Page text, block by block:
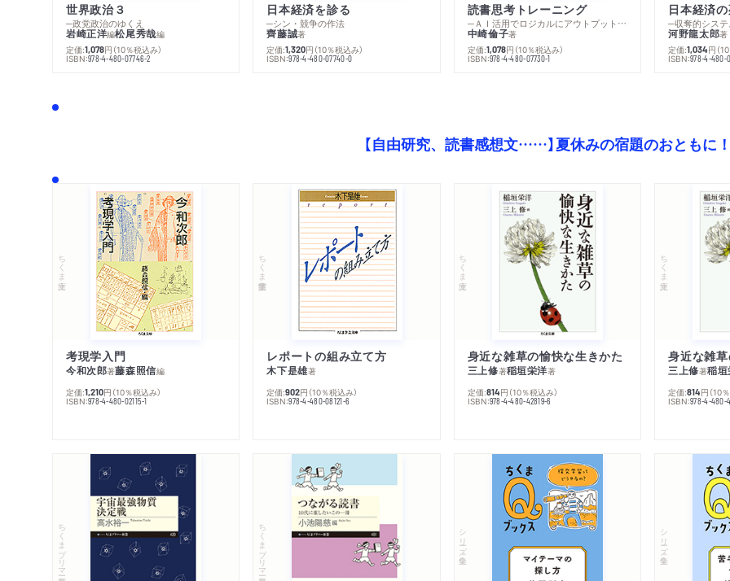
世界政治３
─政党政治のゆくえ
岩崎正洋編松尾秀哉編
定価:1,078円 （10％税込み）
ISBN:978-4-480-07746-2
日本経済を診る
─シン・競争の作法
齊藤誠著
定価:1,320円 （10％税込み）
ISBN:978-4-480-07740-0
読書思考トレーニング
─ＡＩ活用でロジカルにアウトプットする技法
中崎倫子著
定価:1,078円 （10％税込み）
ISBN:978-4-480-07730-1
日本経済
─収奪的シス
河野龍太郎著
定価:1,034円 （
ISBN:978-4-480-
【自由研究、読書感想文……】夏休みの宿題のおともに！
ちくま文庫
考現学入門
今和次郎著藤森照信編
定価:1,210円 （10％税込み）
ISBN:978-4-480-02115-1
ちくま学芸文庫
レポートの組み立て方
木下是雄著
定価:902円 （10％税込み）
ISBN:978-4-480-08121-6
ちくま文庫
身近な雑草の愉快な生きかた
三上修著稲垣栄洋著
定価:814円 （10％税込み）
ISBN:978-4-480-42819-6
ちくま文庫
身近な雑
三上修著稲
定価:814円 （10
ISBN:978-4-480-
ちくまプリマー新書 ちくまプリマー新書 シリーズ・全集 シリーズ・全集